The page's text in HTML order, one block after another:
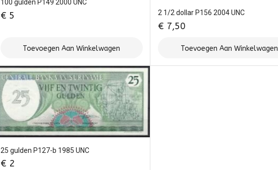
100 gulden P149 2000 UNC
€ 5
Toevoegen Aan Winkelwagen
2 1/2 dollar P156 2004 UNC
€ 7,50
Toevoegen Aan Winkelwagen
25 gulden P127-b 1985 UNC
€ 2